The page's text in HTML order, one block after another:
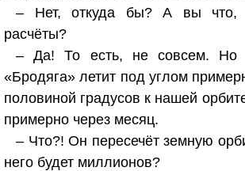
– Нет, откуда бы? А вы что,
расчёты?
– Да! То есть, не совсем. Но
«Бродяга» летит под углом
половиной градусов к нашей
примерно через месяц.
– Что?! Он пересечёт земную
него будет миллионов?